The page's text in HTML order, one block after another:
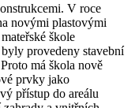
V roce
novými plastovými
škole
provedeny stavební
má škola nově
prvky jako
přístup do areálu